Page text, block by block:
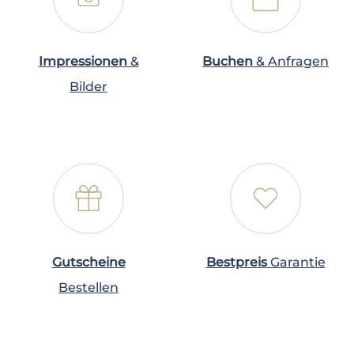
Impressionen&
Bilder
Buchen & Anfragen
🎁
Gutscheine
Bestellen
❤
BestpreisGarantie